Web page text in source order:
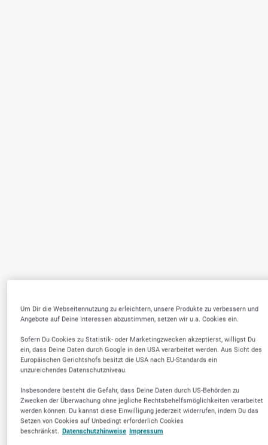
Um Dir die Webseitennutzung zu erleichtern, unsere Produkte zu verbessern und
Angebote auf Deine Interessen abzustimmen, setzen wir u.a. Cookies ein.
Sofern Du Cookies zu Statistik- oder Marketingzwecken akzeptierst, willigst Du
ein, dass Deine Daten durch Google in den USA verarbeitet werden. Aus Sicht des
Europäischen Gerichtshofs besitzt die USA nach EU-Standards ein
unzureichendes Datenschutzniveau.
Insbesondere besteht die Gefahr, dass Deine Daten durch US-Behörden zu
Zwecken der Überwachung ohne jegliche Rechtsbehelfsmöglichkeiten verarbeitet
werden können. Du kannst diese Einwilligung jederzeit widerrufen, indem Du das
Setzen von Cookies auf Unbedingt erforderlich Cookies
beschränkst. Datenschutzhinweise Impressum